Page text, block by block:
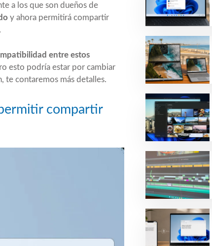
a los que son dueños de
y ahora permitirá compartir
entre estos
esto podría estar por cambiar
te contaremos más detalles.
compartir